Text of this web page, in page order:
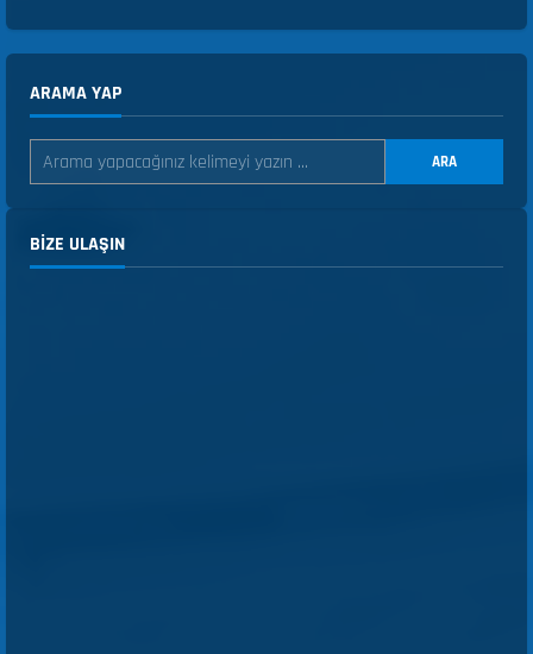
ARAMA YAP
ARA
BIZE ULAŞIN